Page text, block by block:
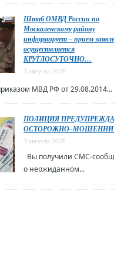
Штаб ОМВД России по
Москаленскому району
информирует – прием
осуществляется
КРУГЛОСУТОЧНО…
3 августа 2026
МВД РФ от 29.08.2014...
ПОЛИЦИЯ
3 августа 2026
Вы получили СМС-
о неожиданном...